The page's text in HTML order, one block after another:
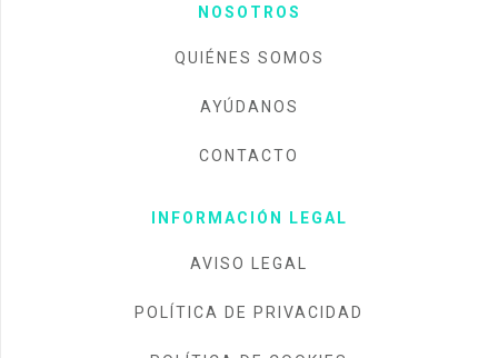
NOSOTROS
QUIÉNES SOMOS
AYÚDANOS
CONTACTO
INFORMACIÓN LEGAL
AVISO LEGAL
POLÍTICA DE PRIVACIDAD